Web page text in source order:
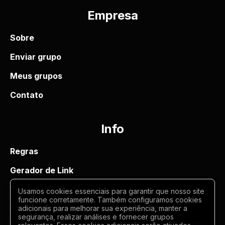
Empresa
Sobre
Enviar grupo
Meus grupos
Contato
Info
Regras
Gerador de Link
Termos de uso
Politica de privacidade
Usamos cookies essenciais para garantir que nosso site
funcione corretamente. Também configuramos cookies
adicionais para melhorar sua experiência, manter a
segurança, realizar análises e fornecer grupos